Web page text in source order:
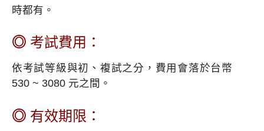
時都有。
◎ 考試費用：
依考試等級與初、複試之分，費用會落於台幣
530 ~ 3080 元之間。
◎ 有效期限：